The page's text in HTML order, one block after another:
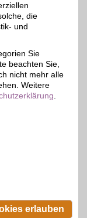
die
und
Sie
beachten Sie,
nicht mehr alle
Weitere
erlauben